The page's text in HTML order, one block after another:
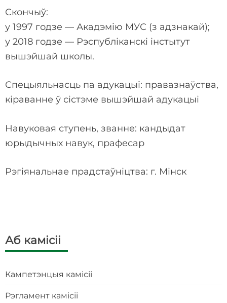
Аб камiсii
Кампетэнцыя камісіі
Рэгламент камісіі
Скончыў:
у 1997 годзе — Акадэмію МУС (з адзнакай);
у 2018 годзе — Рэспубліканскі інстытут
вышэйшай школы.
Спецыяльнасць па адукацыі: правазнаўства,
кіраванне ў сістэме вышэйшай адукацыі
Навуковая ступень, званне: кандыдат
юрыдычных навук, прафесар
Рэгіянальнае прадстаўніцтва: г. Мінск